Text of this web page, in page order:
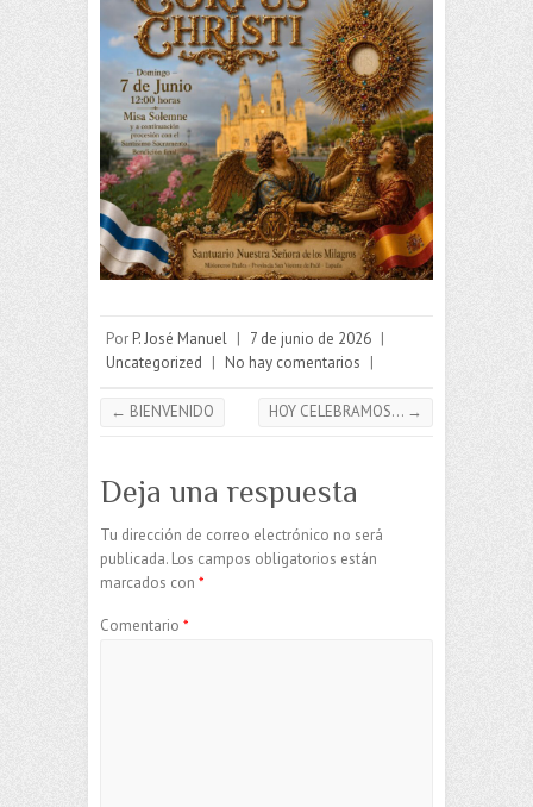
Por P. José Manuel | 7 de junio de 2026 |
Uncategorized | No hay comentarios |
← BIENVENIDO HOY CELEBRAMOS… →
Deja una respuesta
Tu dirección de correo electrónico no será
publicada. Los campos obligatorios están
marcados con *
Comentario *